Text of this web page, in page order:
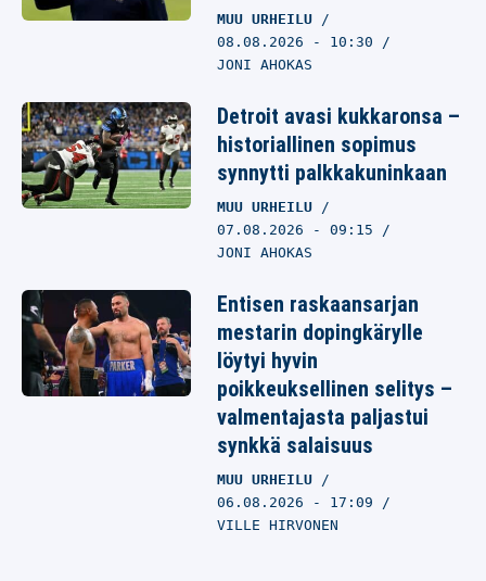
MUU URHEILU
08.08.2026 - 10:30
JONI AHOKAS
Detroit avasi kukkaronsa –
historiallinen sopimus
synnytti palkkakuninkaan
MUU URHEILU
07.08.2026 - 09:15
JONI AHOKAS
Entisen raskaansarjan
mestarin dopingkärylle
löytyi hyvin
poikkeuksellinen selitys –
valmentajasta paljastui
synkkä salaisuus
MUU URHEILU
06.08.2026 - 17:09
VILLE HIRVONEN